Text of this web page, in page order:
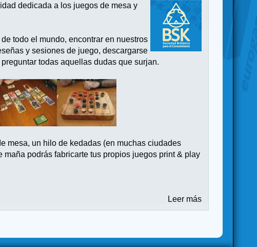
dedicada a los juegos de mesa y
todo el mundo, encontrar en nuestros
y sesiones de juego, descargarse
todas aquellas dudas que surjan.
mesa, un hilo de kedadas (en muchas ciudades
podrás fabricarte tus propios juegos print & play
Leer más